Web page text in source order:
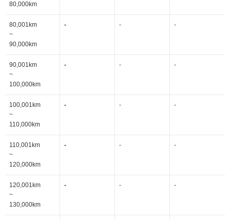
80,000km
80,001km
~
90,000km
- - -
90,001km
~
100,000km
- - -
100,001km
~
110,000km
- - -
110,001km
~
120,000km
- - -
120,001km
~
130,000km
- - -